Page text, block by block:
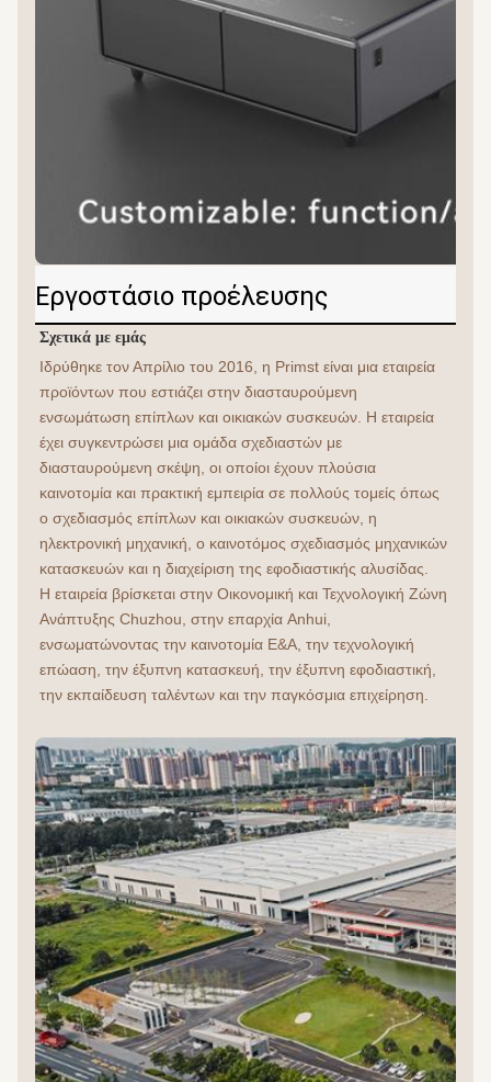
Εργοστάσιο προέλευσης
Σχετικά με εμάς
Ιδρύθηκε τον Απρίλιο του 2016, η Primst είναι μια εταιρεία
προϊόντων που εστιάζει στην διασταυρούμενη
ενσωμάτωση επίπλων και οικιακών συσκευών. Η εταιρεία
έχει συγκεντρώσει μια ομάδα σχεδιαστών με
διασταυρούμενη σκέψη, οι οποίοι έχουν πλούσια
καινοτομία και πρακτική εμπειρία σε πολλούς τομείς όπως
ο σχεδιασμός επίπλων και οικιακών συσκευών, η
ηλεκτρονική μηχανική, ο καινοτόμος σχεδιασμός μηχανικών
κατασκευών και η διαχείριση της εφοδιαστικής αλυσίδας.
Η εταιρεία βρίσκεται στην Οικονομική και Τεχνολογική Ζώνη
Ανάπτυξης Chuzhou, στην επαρχία Anhui,
ενσωματώνοντας την καινοτομία Ε&Α, την τεχνολογική
επώαση, την έξυπνη κατασκευή, την έξυπνη εφοδιαστική,
την εκπαίδευση ταλέντων και την παγκόσμια επιχείρηση.